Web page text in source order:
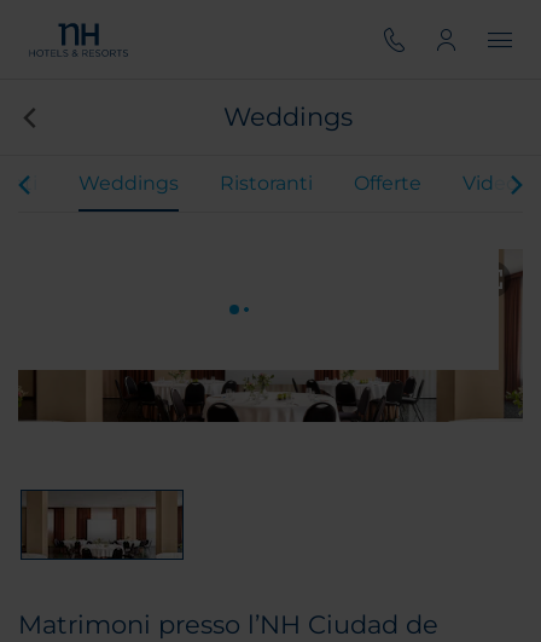
Weddings
Weddings Ristoranti Offerte Video
Matrimoni presso l’NH Ciudad de